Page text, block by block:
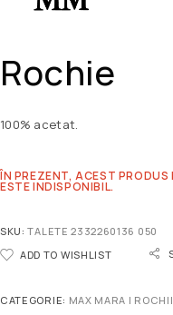
Rochie
100% acetat.
ÎN PREZENT, ACEST PRODUS
ESTE INDISPONIBIL.
SKU:TALETE 2332260136 050
ADD TO WISHLIST
CATEGORIE: MAX MARA | ROCHII